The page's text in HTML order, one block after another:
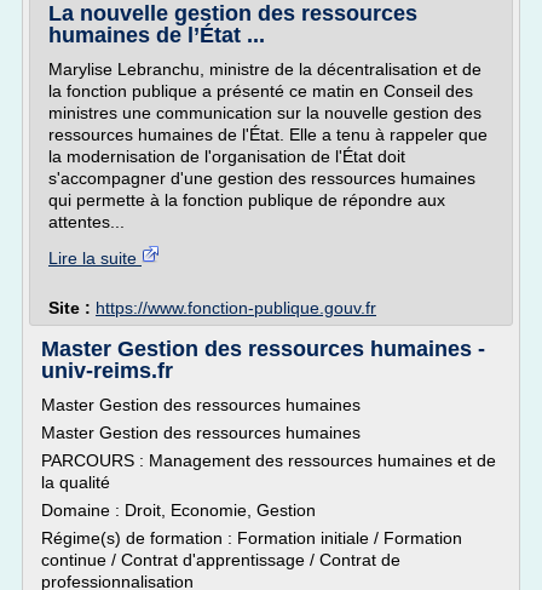
La nouvelle gestion des ressources
humaines de l’État ...
Marylise Lebranchu, ministre de la décentralisation et de
la fonction publique a présenté ce matin en Conseil des
ministres une communication sur la nouvelle gestion des
ressources humaines de l'État. Elle a tenu à rappeler que
la modernisation de l'organisation de l'État doit
s'accompagner d'une gestion des ressources humaines
qui permette à la fonction publique de répondre aux
attentes...
Lire la suite
Site : https://www.fonction-publique.gouv.fr
Master Gestion des ressources humaines -
univ-reims.fr
Master Gestion des ressources humaines
Master Gestion des ressources humaines
PARCOURS : Management des ressources humaines et de
la qualité
Domaine : Droit, Economie, Gestion
Régime(s) de formation : Formation initiale / Formation
continue / Contrat d'apprentissage / Contrat de
professionnalisation